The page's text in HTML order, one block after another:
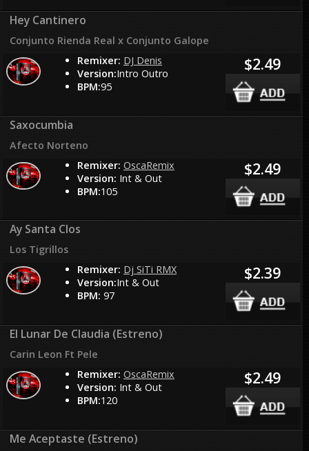
Hey Cantinero
Conjunto Rienda Real x Conjunto Galope
Remixer: DJ Denis
Version:Intro Outro
BPM:95
$2.49
Saxocumbia
Afecto Norteno
Remixer: OscaRemix
Version: Int & Out
BPM:105
$2.49
Ay Santa Clos
Los Tigrillos
Remixer: Dj SiTi RMX
Version:Int & Out
BPM: 97
$2.39
El Lunar De Claudia (Estreno)
Carin Leon Ft Pele
Remixer: OscaRemix
Version: Int & Out
BPM:120
$2.49
Me Aceptaste (Estreno)